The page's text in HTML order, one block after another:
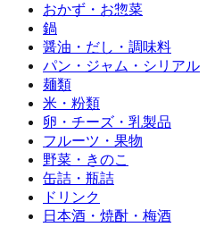
おかず・お惣菜
鍋
醤油・だし・調味料
パン・ジャム・シリアル
麺類
米・粉類
卵・チーズ・乳製品
フルーツ・果物
野菜・きのこ
缶詰・瓶詰
ドリンク
日本酒・焼酎・梅酒